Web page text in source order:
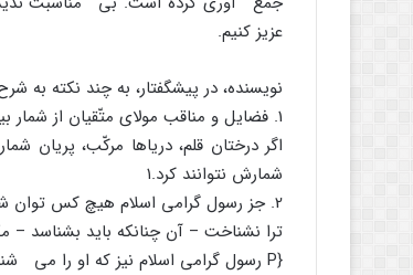
عزیز کنیم.
نویسنده، در پیشگفتار، به چند نکته به
1. فضایل و مناقب مولاى متّقیان از شمار بیرون است و به تعبیر رسول اکرم، صلّى اللَّه علیه وآله:
اگر درختان قلم، دریاها مرکّب، پریان
شمارش نتوانند کرد.۱
2. جز رسول گرامى اسلام هیچ کس توان شناخت مقام بس والاى امیرمؤمنان، علیه السلام، را ندارد، چنانکه خود فرمود:
ترا نشناخت – آن چنانکه باید بشناسد –
{P رسول گرامى اسلام نیز که او را مى شناخت، به دو جهت همه فضایل او را بازگو نکرد: